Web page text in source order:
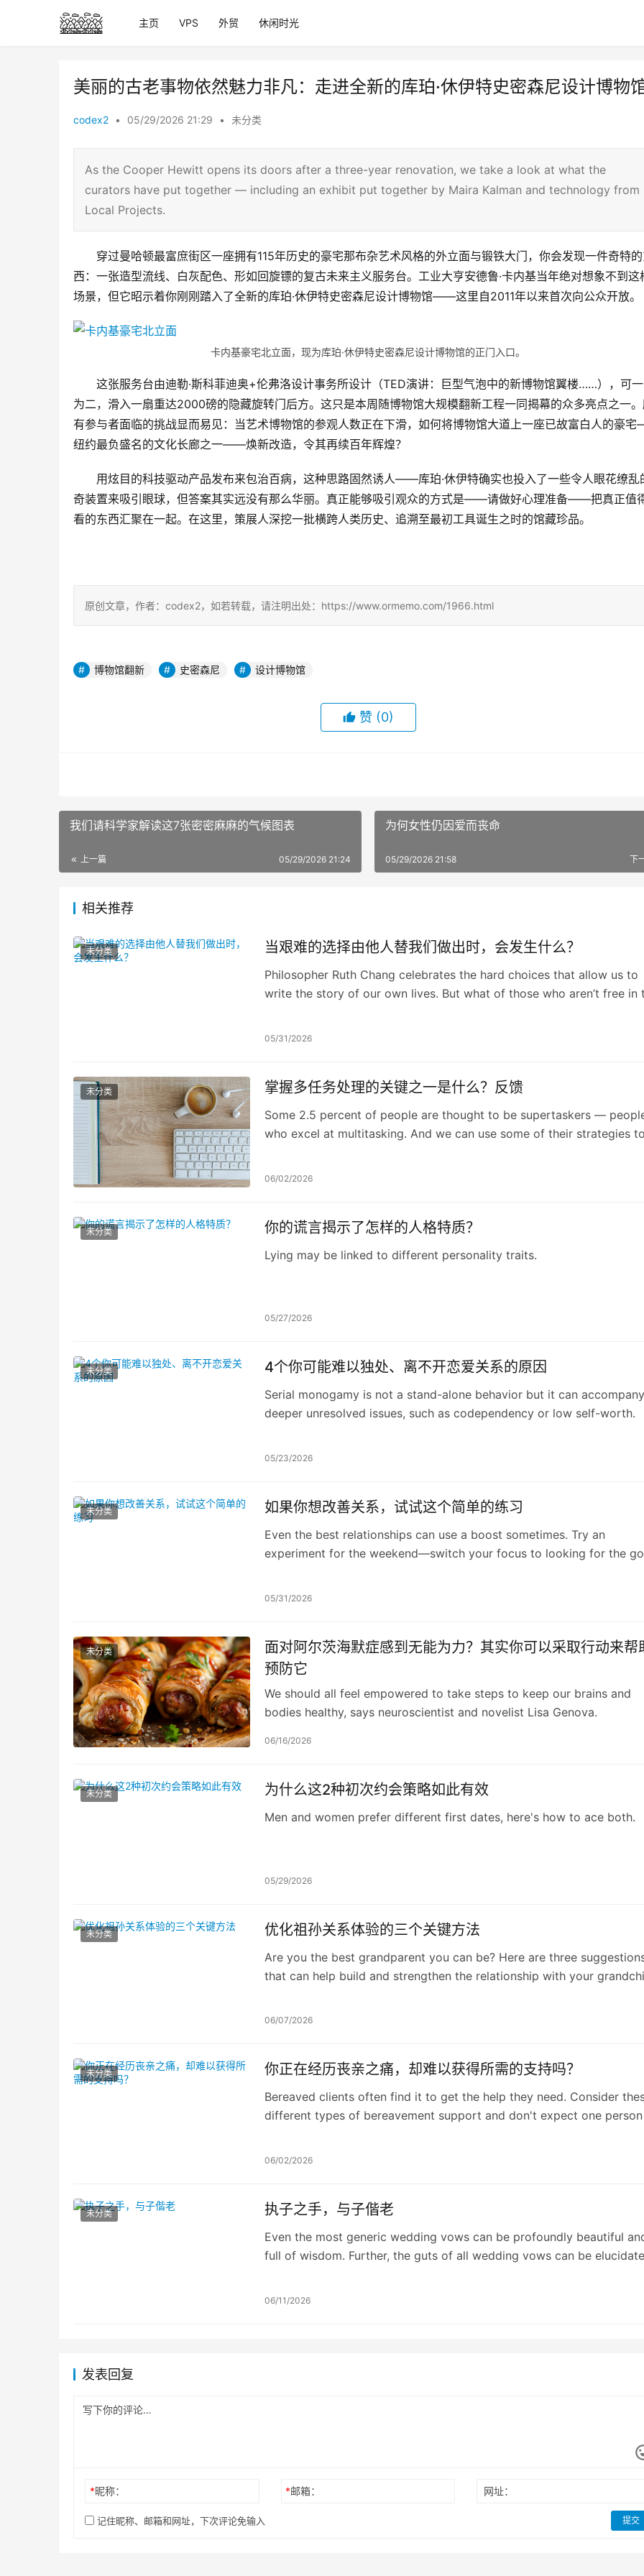
主页 VPS 外贸 休闲时光
美丽的古老事物依然魅力非凡：走进全新的库珀·休伊特史密森尼设计博物
codex2 • 05/29/2026 21:29 • 未分类
As the Cooper Hewitt opens its doors after a three-year renovation, we take a look at what the
curators have put together — including an exhibit put together by Maira Kalman and technology from
Local Projects.
穿过曼哈顿最富庶街区一座拥有115年历史的豪宅那布杂艺术风格的外立面与锻铁大门，你会发现一件奇特
西：一张造型流线、白灰配色、形如回旋镖的复古未来主义服务台。工业大亨安德鲁·卡内基当年绝对想象不到这
场景，但它昭示着你刚刚踏入了全新的库珀·休伊特史密森尼设计博物馆——这里自2011年以来首次向公众开放。
卡内基豪宅北立面，现为库珀·休伊特史密森尼设计博物馆的正门入口。
这张服务台由迪勒·斯科菲迪奥+伦弗洛设计事务所设计（TED演讲：巨型气泡中的新博物馆翼楼……），可
为二，滑入一扇重达2000磅的隐藏旋转门后方。这只是本周随博物馆大规模翻新工程一同揭幕的众多亮点之一
有参与者面临的挑战显而易见：当艺术博物馆的参观人数正在下滑，如何将博物馆大道上一座已故富白人的豪
纽约最负盛名的文化长廊之一——焕新改造，令其再续百年辉煌？
用炫目的科技驱动产品发布来包治百病，这种思路固然诱人——库珀·休伊特确实也投入了一些令人眼花缭乱
奇装置来吸引眼球，但答案其实远没有那么华丽。真正能够吸引观众的方式是——请做好心理准备——把真正值
看的东西汇聚在一起。在这里，策展人深挖一批横跨人类历史、追溯至最初工具诞生之时的馆藏珍品。
原创文章，作者：codex2，如若转载，请注明出处：https://www.ormemo.com/1966.html
博物馆翻新 史密森尼 设计博物馆
赞 (0)
我们请科学家解读这7张密密麻麻的气候图表
上一篇 05/29/2026 21:24
为何女性仍因爱而丧命
下
05/29/2026 21:58
相关推荐
未分类 当艰难的选择由他人替我们做出时，会发生什么？
Philosopher Ruth Chang celebrates the hard choices that allow us to
write the story of our own lives. But what of those who aren’t free in
05/31/2026
未分类 掌握多任务处理的关键之一是什么？反馈
Some 2.5 percent of people are thought to be supertaskers —
who excel at multitasking. And we can use some of their strategies
06/02/2026
未分类 你的谎言揭示了怎样的人格特质？
Lying may be linked to different personality traits.
05/27/2026
未分类 4个你可能难以独处、离不开恋爱关系的原因
Serial monogamy is not a stand-alone behavior but it can accompany
deeper unresolved issues, such as codependency or low self-worth.
05/23/2026
未分类 如果你想改善关系，试试这个简单的练习
Even the best relationships can use a boost sometimes. Try an
experiment for the weekend—switch your focus to looking for the
05/31/2026
未分类
面对阿尔茨海默症感到无能为力？其实你可以采取行动来帮
预防它
We should all feel empowered to take steps to keep our brains and
bodies healthy, says neuroscientist and novelist Lisa Genova.
06/16/2026
未分类 为什么这2种初次约会策略如此有效
Men and women prefer different first dates, here's how to ace both.
05/29/2026
未分类 优化祖孙关系体验的三个关键方法
Are you the best grandparent you can be? Here are three
that can help build and strengthen the relationship with your
06/07/2026
未分类 你正在经历丧亲之痛，却难以获得所需的支持吗？
Bereaved clients often find it to get the help they need. Consider
different types of bereavement support and don't expect one
06/02/2026
未分类 执子之手，与子偕老
Even the most generic wedding vows can be profoundly beautiful
full of wisdom. Further, the guts of all wedding vows can be
06/11/2026
发表回复
*昵称： *邮箱： 网址：
记住昵称、邮箱和网址，下次评论免输入 提交